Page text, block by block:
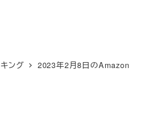
ング
2023年2月8日のAmazon